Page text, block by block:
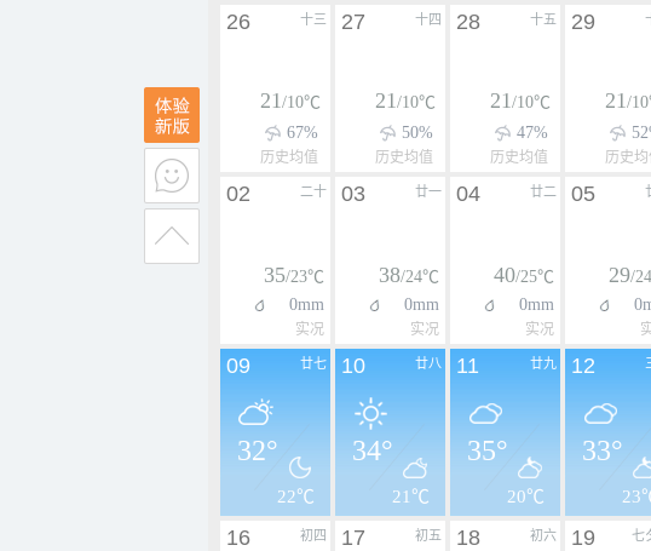
十三
26
21/10℃
67%
历史均值
十四
27
21/10℃
50%
历史均值
十五
28
21/10℃
47%
历史均值
29
21/
历史
二十
02
35/23℃
0mm
实况
廿一
03
38/24℃
0mm
实况
廿二
04
40/25℃
0mm
实况
05
29/
廿七
09
32°
22℃
廿八
10
34°
21℃
廿九
11
35°
20℃
12
33°
初四
16 初五
17 初六
18 七
19